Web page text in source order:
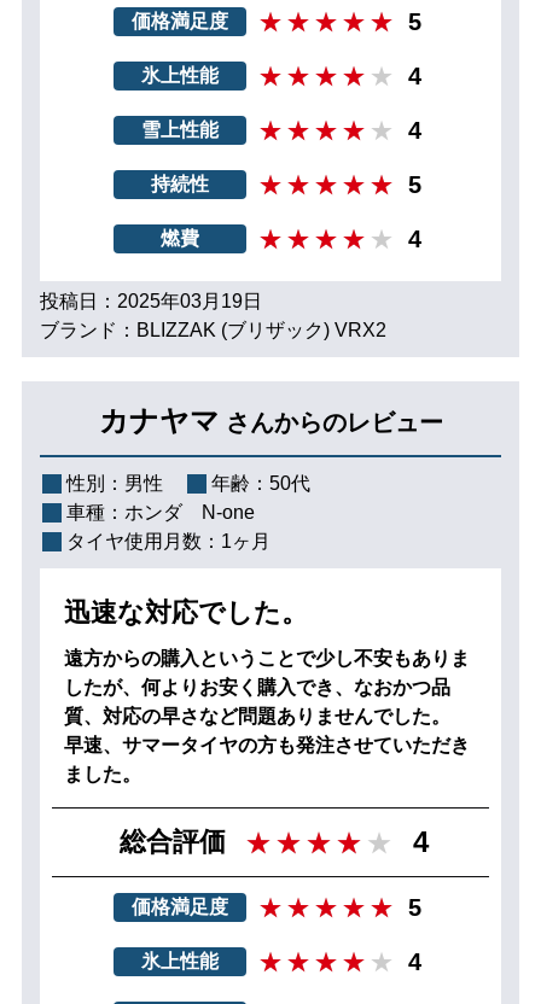
価格満足度 5
氷上性能 4
雪上性能 4
持続性 5
燃費 4
投稿日：2025年03月19日
ブランド：BLIZZAK (ブリザック) VRX2
カナヤマ さんからのレビュー
性別： 男性 年齢： 50代
車種： ホンダ N-one
タイヤ使用月数： 1ヶ月
迅速な対応でした。
遠方からの購入ということで少し不安もありま
したが、何よりお安く購入でき、なおかつ品
質、対応の早さなど問題ありませんでした。
早速、サマータイヤの方も発注させていただき
ました。
総合評価 4
価格満足度 5
氷上性能 4